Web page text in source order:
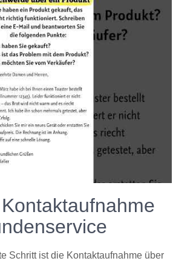
Schritt ist die Kontaktaufnahme über